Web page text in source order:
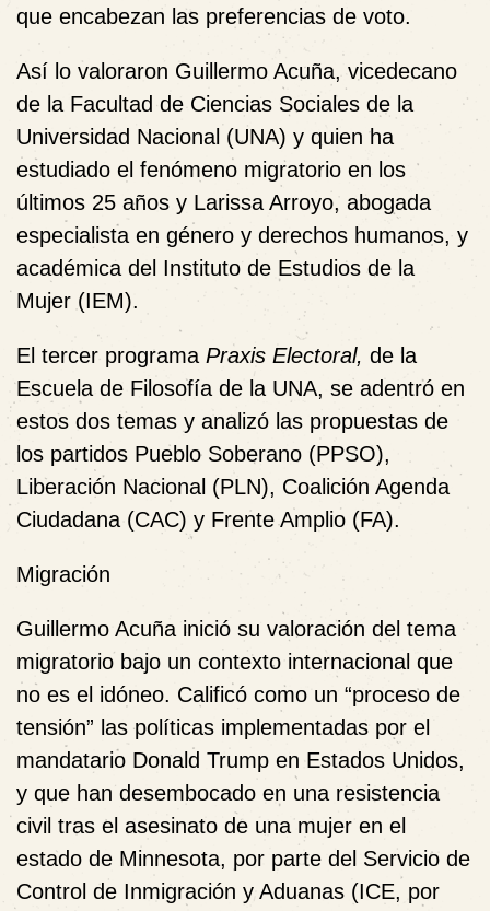
que encabezan las preferencias de voto.
Así lo valoraron Guillermo Acuña, vicedecano
de la Facultad de Ciencias Sociales de la
Universidad Nacional (UNA) y quien ha
estudiado el fenómeno migratorio en los
últimos 25 años y Larissa Arroyo, abogada
especialista en género y derechos humanos, y
académica del Instituto de Estudios de la
Mujer (IEM).
El tercer programa Praxis Electoral, de la
Escuela de Filosofía de la UNA, se adentró en
estos dos temas y analizó las propuestas de
los partidos Pueblo Soberano (PPSO),
Liberación Nacional (PLN), Coalición Agenda
Ciudadana (CAC) y Frente Amplio (FA).
Migración
Guillermo Acuña inició su valoración del tema
migratorio bajo un contexto internacional que
no es el idóneo. Calificó como un “proceso de
tensión” las políticas implementadas por el
mandatario Donald Trump en Estados Unidos,
y que han desembocado en una resistencia
civil tras el asesinato de una mujer en el
estado de Minnesota, por parte del Servicio de
Control de Inmigración y Aduanas (ICE, por